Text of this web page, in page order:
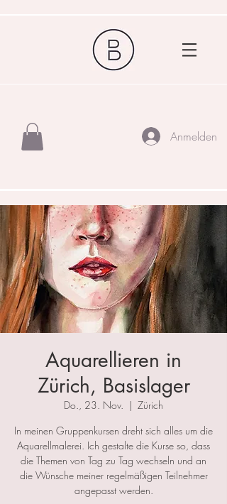
Anmelden
Aquarellieren in
Zürich, Basislager
Do., 23. Nov.
  |
Zürich
In meinen Gruppenkursen dreht sich alles um die
Aquarellmalerei. Ich gestalte die Kurse so, dass
die Themen von Tag zu Tag wechseln und an
die Wünsche meiner regelmäßigen Teilnehmer
angepasst werden.